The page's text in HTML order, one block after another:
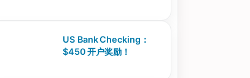
US Bank Checking：
$450 开户奖励！